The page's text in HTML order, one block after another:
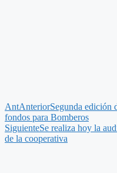
AntAnteriorSegunda edición
fondos para Bomberos
SiguienteSe realiza hoy la
de la cooperativa